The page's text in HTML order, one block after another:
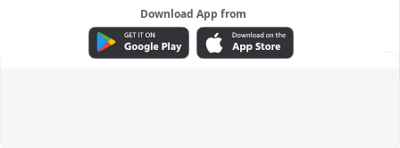
Download App from
ADVERTISEMENT